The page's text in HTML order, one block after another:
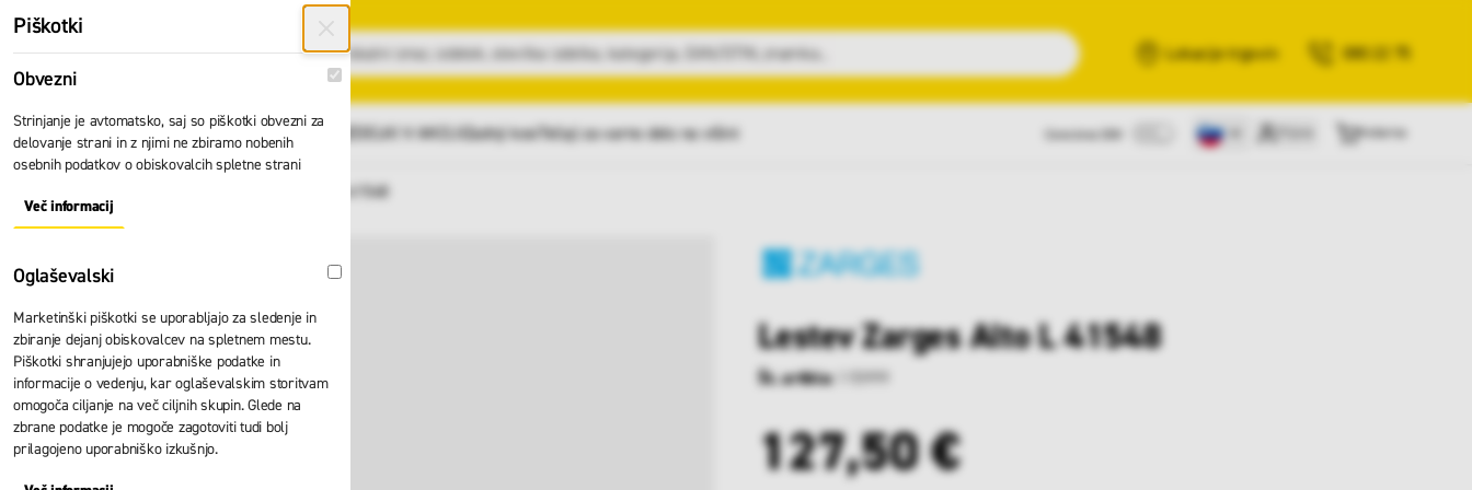
Preskoči na vsebino
Išči
Lokacije trgovin 080 22 75
GLAVNI MENI Vsi izdelki IZDELKI V AKCIJIZadnji kosiTečaji za varno delo na višini
Lestev Zarges Alto L 41548
Lestev Zarges Alto L 41548
Št. artikla: 115999
127,50 €
Piškotki
Obvezni Obvezni
Strinjanje je avtomatsko, saj so piškotki obvezni za
delovanje strani in z njimi ne zbiramo nobenih
osebnih podatkov o obiskovalcih spletne strani
Več informacijAbout "Obvezni" Cookie Group
Oglaševalski Oglaševalski
Marketinški piškotki se uporabljajo za sledenje in
zbiranje dejanj obiskovalcev na spletnem mestu.
Piškotki shranjujejo uporabniške podatke in
informacije o vedenju, kar oglaševalskim storitvam
omogoča ciljanje na več ciljnih skupin. Glede na
zbrane podatke je mogoče zagotoviti tudi bolj
prilagojeno uporabniško izkušnjo.